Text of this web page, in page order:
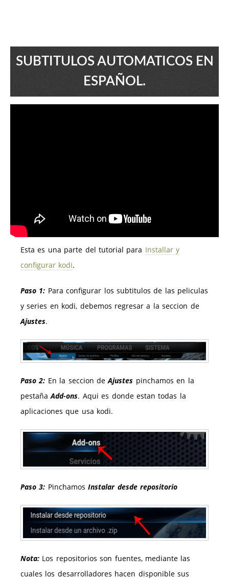
SUBTITULOS AUTOMATICOS EN
ESPAÑOL.
Esta es una parte del tutorial para Installar y
configurar kodi.
Paso 1: Para configurar los subtitulos de las peliculas
y series en kodi, debemos regresar a la seccion de
Ajustes.
Paso 2: En la seccion deAjustes pinchamos en la
pestañaAdd-ons. Aqui es donde estan todas la
aplicaciones que usa kodi.
Paso 3: PinchamosInstalar desde repositorio
Nota: Los repositorios son fuentes, mediante las
cuales los desarrolladores hacen disponible sus